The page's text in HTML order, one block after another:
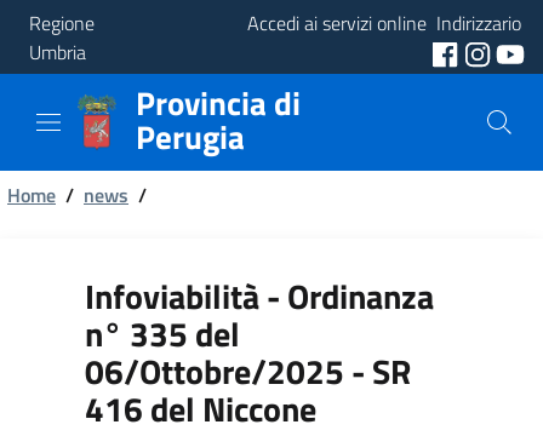
Regione
Umbria
Accedi ai servizi online Indirizzario
Provincia
Aree
Tematiche
Provincia di
Perugia
Briciole
pane
Home / news /
Infoviabilità - Ordinanza
n° 335 del
06/Ottobre/2025 - SR
416 del Niccone